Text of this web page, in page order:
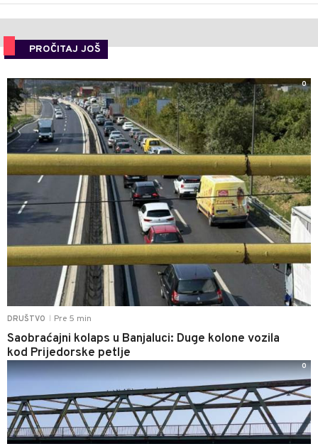
PROČITAJ JOŠ
DRUŠTVO Pre 5 min
Saobraćajni kolaps u Banjaluci: Duge kolone vozila
kod Prijedorske petlje
0
0